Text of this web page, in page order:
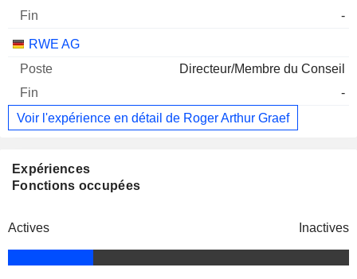
-
RWE AG
Directeur/Membre du Conseil
-
Voir l'expérience en détail de Roger Arthur Graef
Expériences
Fonctions occupées
Actives Inactives